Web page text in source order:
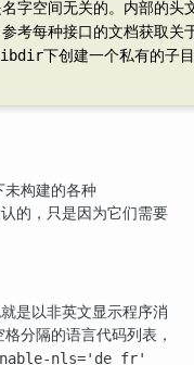
名字空间无关的。内部的
考每种接口的文档获取关
下创建一个私有的子
未构建的各种
的，只是因为它们需要
是以非英文显示程序消
分隔的语言代码列表，
nls='de fr'